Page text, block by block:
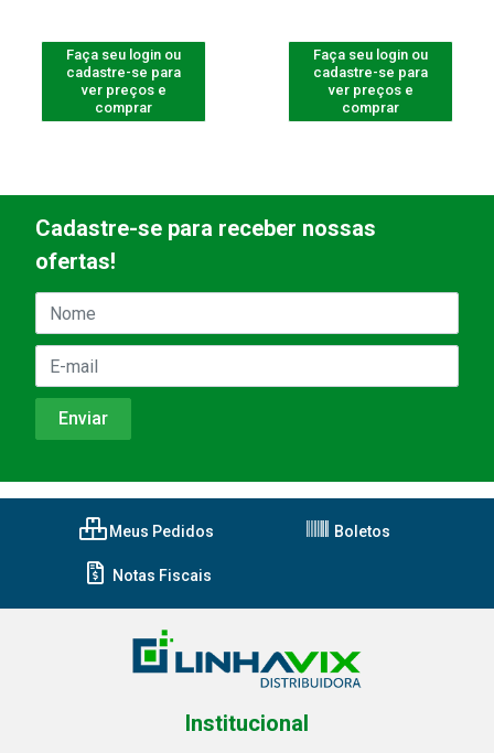
Faça seu login ou
cadastre-se para
ver preços e
comprar
Faça seu login ou
cadastre-se para
ver preços e
comprar
Cadastre-se para receber nossas
ofertas!
Meus Pedidos Boletos
Notas Fiscais
Institucional